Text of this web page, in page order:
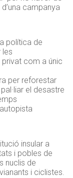
campanya
política de
les
com a únic
per reforestar
el desastre
insular a
i pobles de
nuclis de
i ciclistes.